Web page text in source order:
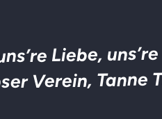
Liebe,
Verein, Tanne